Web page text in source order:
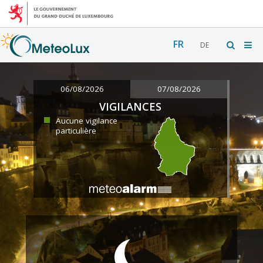
FR DE
06/08/2026 07/08/2026
VIGILANCES
Aucune vigilance
particulière